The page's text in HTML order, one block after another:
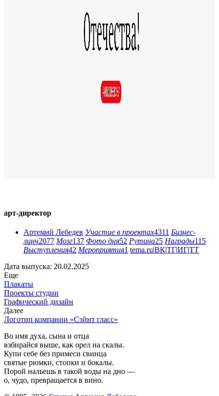
арт-директор
Артемий Лебедев Участие в проектах4311 Бизнес-
линч2077 Мозг137 Фото дня52 Рутина25 Награды115
Выступления42 Мероприятия1 tema.ru|ВК|ТГ|ИГ|ТТ
Дата выпуска: 20.02.2025
Еще
Плакаты
Проекты студии
Графический дизайн
Далее
Логотип компании «Сэйнт гласс»
Во имя духа, сына и отца
взбирайся выше, как орел на скалы.
Купи себе без примеси свинца
святые рюмки, стопки и бокалы.
Порой нальешь в такой воды на дно —
о, чудо, превращается в вино.